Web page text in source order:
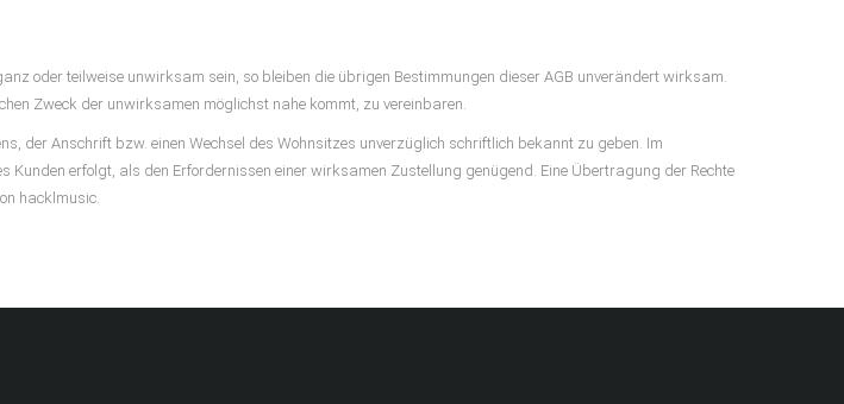
oder teilweise unwirksam sein, so bleiben die übrigen Bestimmungen dieser AGB unverändert wirksam.
Zweck der unwirksamen möglichst nahe kommt, zu vereinbaren.
der Anschrift bzw. einen Wechsel des Wohnsitzes unverzüglich schriftlich bekannt zu geben. Im
erfolgt, als den Erfordernissen einer wirksamen Zustellung genügend. Eine Übertragung der Rechte
hacklmusic.